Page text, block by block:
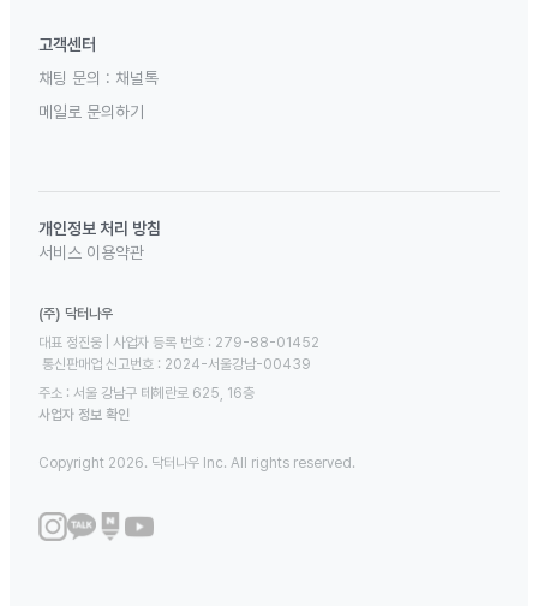
고객센터
채팅 문의 : 채널톡
메일로 문의하기
개인정보 처리 방침
서비스 이용약관
(주) 닥터나우
대표 정진웅 | 사업자 등록 번호 : 279-88-01452
통신판매업 신고번호 : 2024-서울강남-00439
주소 : 서울 강남구 테헤란로 625, 16층
사업자 정보 확인
Copyright 2026. 닥터나우 Inc. All rights reserved.